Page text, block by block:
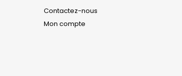
Contactez-nous
Mon compte